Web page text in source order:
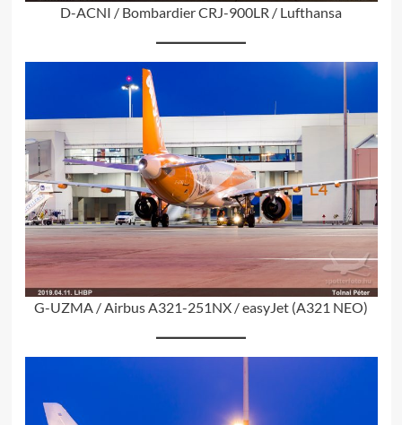
D-ACNI / Bombardier CRJ-900LR / Lufthansa
G-UZMA / Airbus A321-251NX / easyJet (A321 NEO)